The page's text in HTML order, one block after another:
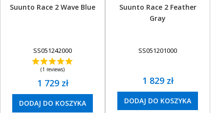
WYPRZEDAŻ
Suunto Race 2 Wave Blue
SS051242000
(1 reviews)
1 729 zł
DODAJ DO KOSZYKA
Suunto Race 2 Feather
Gray
SS051201000
1 829 zł
DODAJ DO KOSZYKA